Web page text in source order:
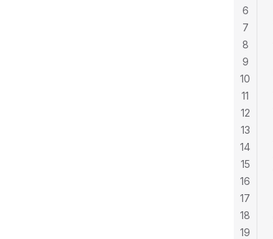
6
7
8
9
10
11
12
13
14
15
16
17
18
19